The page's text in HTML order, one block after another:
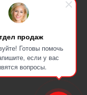
продаж
Готовы помочь
если у вас
вопросы.
Центр